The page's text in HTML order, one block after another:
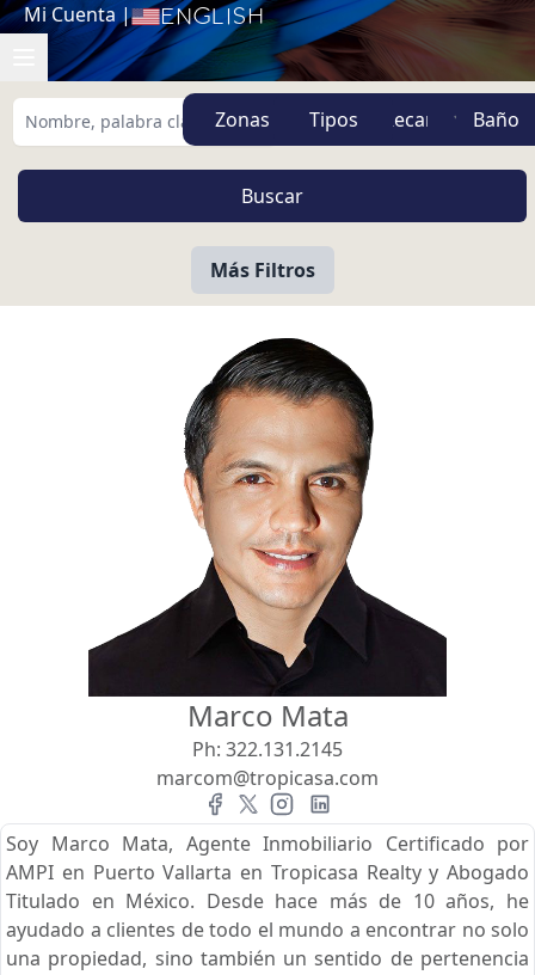
Mi Cuenta | English
Zonas Tipos
Más Filtros
Vista
Pie de Playa Buscar usando:
MXN
Menor Precio Primero
Marco Mata
Ph: 322.131.2145
marcom@tropicasa.com
Soy Marco Mata, Agente Inmobiliario Certificado por
AMPI en Puerto Vallarta en Tropicasa Realty y Abogado
Titulado en México. Desde hace más de 10 años, he
ayudado a clientes de todo el mundo a encontrar no solo
una propiedad, sino también un sentido de pertenencia